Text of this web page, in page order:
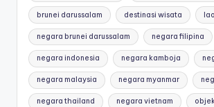
brunei darussalam destinasi wisata
negara brunei darussalam negara filipina
negara indonesia negara kamboja
negara malaysia negara myanmar
negara thailand negara vietnam